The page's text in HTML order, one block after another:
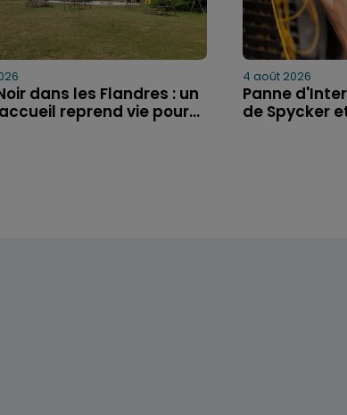
dans les Flandres : un
reprend vie pour...
4 août 2026
Panne
de Spycker